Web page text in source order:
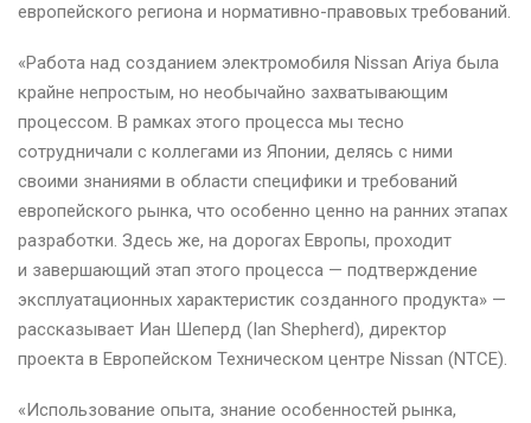
европейского региона и нормативно-правовых требований.
«Работа над созданием электромобиля Nissan Ariya была
крайне непростым, но необычайно захватывающим
процессом. В рамках этого процесса мы тесно
сотрудничали с коллегами из Японии, делясь с ними
своими знаниями в области специфики и требований
европейского рынка, что особенно ценно на ранних этапах
разработки. Здесь же, на дорогах Европы, проходит
и завершающий этап этого процесса — подтверждение
эксплуатационных характеристик созданного продукта» —
рассказывает Иан Шеперд (Ian Shepherd), директор
проекта в Европейском Техническом центре Nissan (NTCE).
«Использование опыта, знание особенностей рынка,